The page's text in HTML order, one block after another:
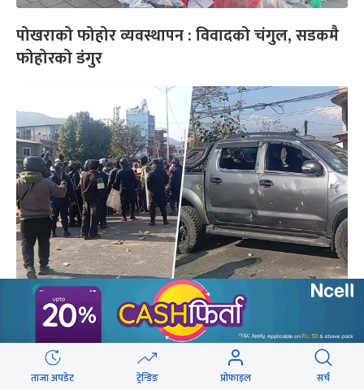
पोखराको फोहोर व्यवस्थापन : विवादको चंगुल, सडकमै
फोहोरको डंगुर
पोखराको फोहोर प्रशोधन केन्द्र निर्माण विवाद :
स्थानीयले तोडफोड गरे, वडाध्यक्षले खुकुरी नचाए
ताजा अपडेट ट्रेन्डिङ प्रोफाइल सर्च